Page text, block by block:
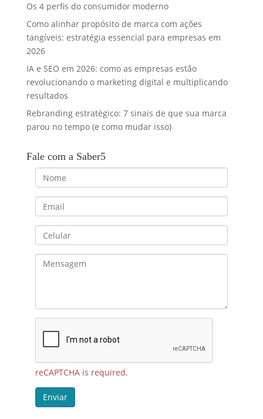
Os 4 perfis do consumidor moderno
Como alinhar propósito de marca com ações
tangíveis: estratégia essencial para empresas em
2026
IA e SEO em 2026: como as empresas estão
revolucionando o marketing digital e multiplicando
resultados
Rebranding estratégico: 7 sinais de que sua marca
parou no tempo (e como mudar isso)
Fale com a Saber5
reCAPTCHA is required.
Enviar